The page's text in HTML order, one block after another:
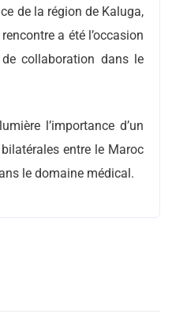
de la région de Kaluga,
a été l’occasion
de collaboration dans le
l’importance d’un
entre le Maroc
le domaine médical.